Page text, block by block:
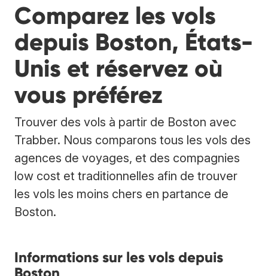
Comparez les vols
depuis Boston, États-
Unis et réservez où
vous préférez
Trouver des vols à partir de Boston avec
Trabber. Nous comparons tous les vols des
agences de voyages, et des compagnies
low cost et traditionnelles afin de trouver
les vols les moins chers en partance de
Boston.
Informations sur les vols depuis